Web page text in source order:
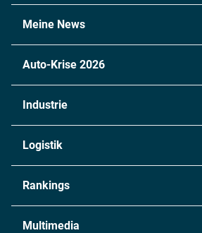
Meine News
Auto-Krise 2026
Industrie
Chemie
Metall
Logistik
Rankings
Multimedia